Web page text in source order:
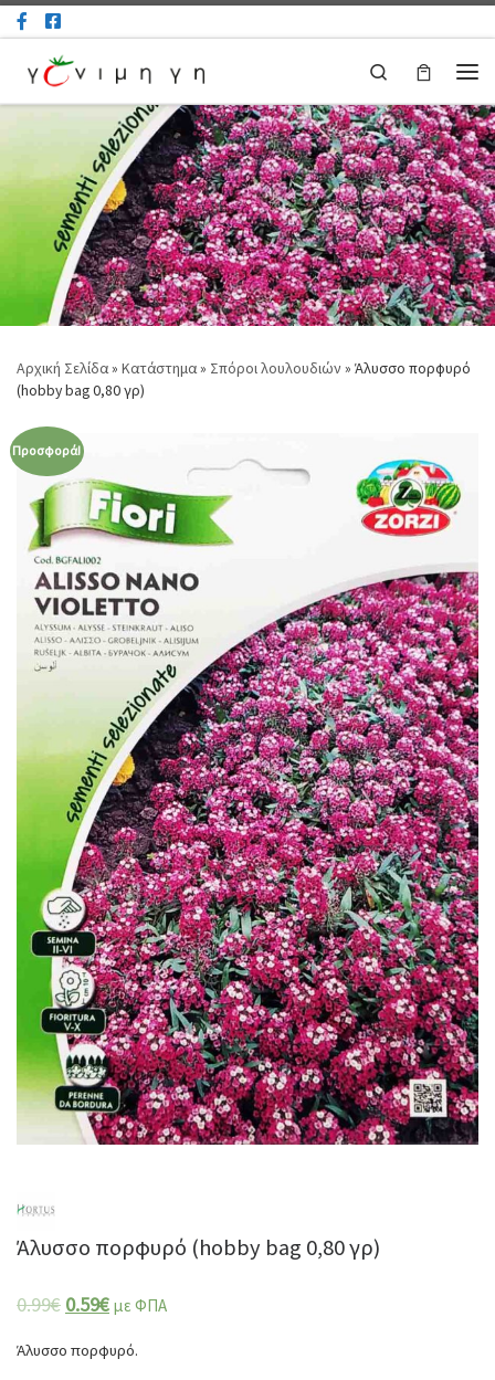
Μετάβαση στο περιεχόμενο
Search
Αρχική Σελίδα» Κατάστημα» Σπόροι λουλουδιών» Άλυσσο πορφυρό
(hobby bag 0,80 γρ)
Προσφορά!
Άλυσσο πορφυρό (hobby bag 0,80 γρ)
0.99€ 0.59€ με ΦΠΑ
Άλυσσο πορφυρό.